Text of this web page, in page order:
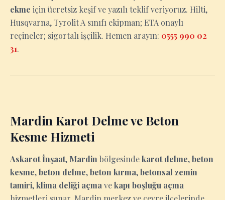
ekme için ücretsiz keşif ve yazılı teklif veriyoruz. Hilti,
Husqvarna, Tyrolit A sınıfı ekipman; ETA onaylı
reçineler; sigortalı işçilik. Hemen arayın: 0555 990 02
31.
Mardin Karot Delme ve Beton
Kesme Hizmeti
Askarot İnşaat, Mardin bölgesindekarot delme,beton
kesme,beton delme,beton kırma,betonsal zemin
tamiri,klima deliği açma vekapı boşluğu açma